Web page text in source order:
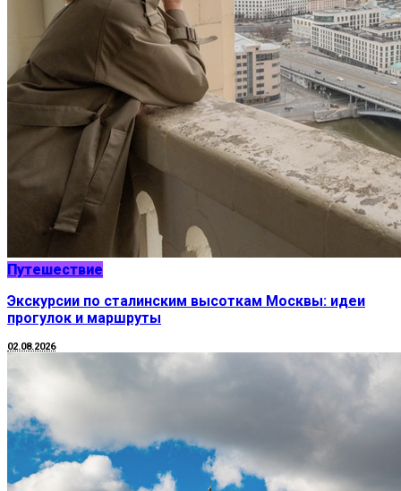
Путешествие
Экскурсии по сталинским высоткам Москвы: идеи
прогулок и маршруты
02.08.2026